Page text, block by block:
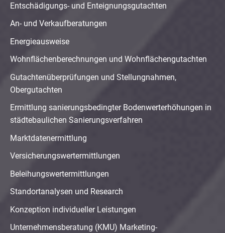
Entschädigungs- und Enteignungsgutachten
An- und Verkaufberatungen
Energieausweise
Wohnflächenberechnungen und Wohnflächengutachten
Gutachtenüberprüfungen und Stellungnahmen,
Obergutachten
Ermittlung sanierungsbedingter Bodenwerterhöhungen in
städtebaulichen Sanierungsverfahren
Marktdatenermittlung
Versicherungswertermittlungen
Beleihungswertermittlungen
Standortanalysen und Research
Konzeption individueller Leistungen
Unternehmensberatung (KMU) Marketing-